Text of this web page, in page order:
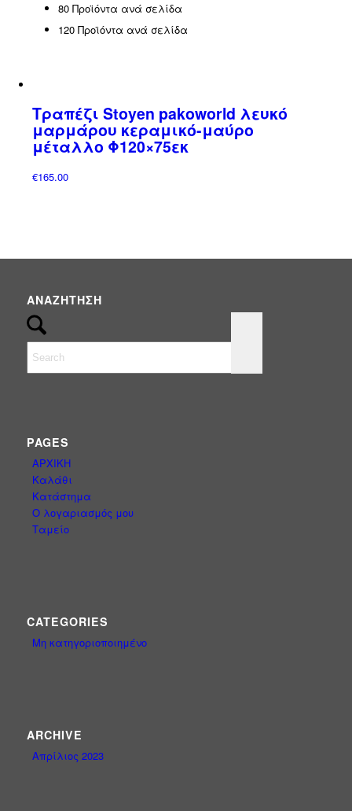
Διακόσμηση (5)
Είδη ταξιδίου(0)
Έπιπλα (0)
ΟΜΠΡΕΛΕΣ (3)
Ομπρέλες Κήπου - Πισίνας - Βεράντας
ΠΑΝΙΑ & ΑΝΤΑΛΛΑΚΤΙΚΑ
80 Προϊόντα ανά σελίδα
120 Προϊόντα ανά σελίδα
Τραπέζι Stoyen pakoworld λευκό
μαρμάρου κεραμικό-μαύρο
μέταλλο Φ120×75εκ
€165.00
ΑΝΑΖΉΤΗΣΗ
PAGES
ΑΡΧΙΚΗ
Καλάθι
Κατάστημα
Ο λογαριασμός μου
Ταμείο
CATEGORIES
Μη κατηγοριοποιημένο
ARCHIVE
Απρίλιος 2023